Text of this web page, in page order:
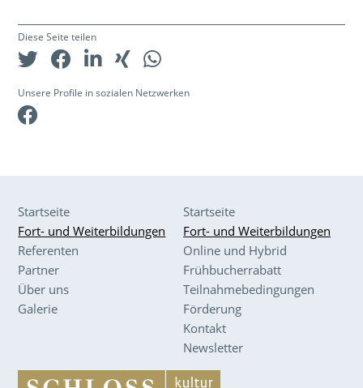
Diese Seite teilen
Unsere Profile in sozialen Netzwerken
Startseite
Fort- und Weiterbildungen
Referenten
Partner
Über uns
Galerie
Startseite
Fort- und Weiterbildungen
Online und Hybrid
Frühbucherrabatt
Teilnahmebedingungen
Förderung
Kontakt
Newsletter